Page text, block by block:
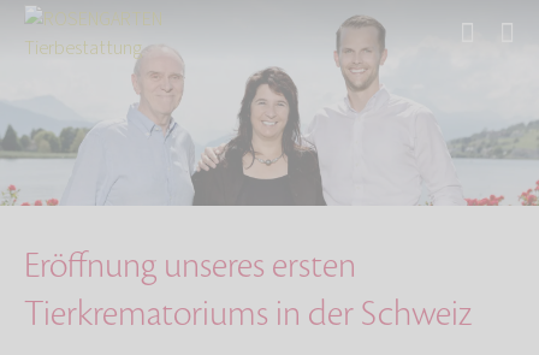
Über uns
Aktuelles
Eröffnung unseres ersten Tierkrematoriums in …
Eröffnung unseres ersten
Tierkrematoriums in der Schweiz